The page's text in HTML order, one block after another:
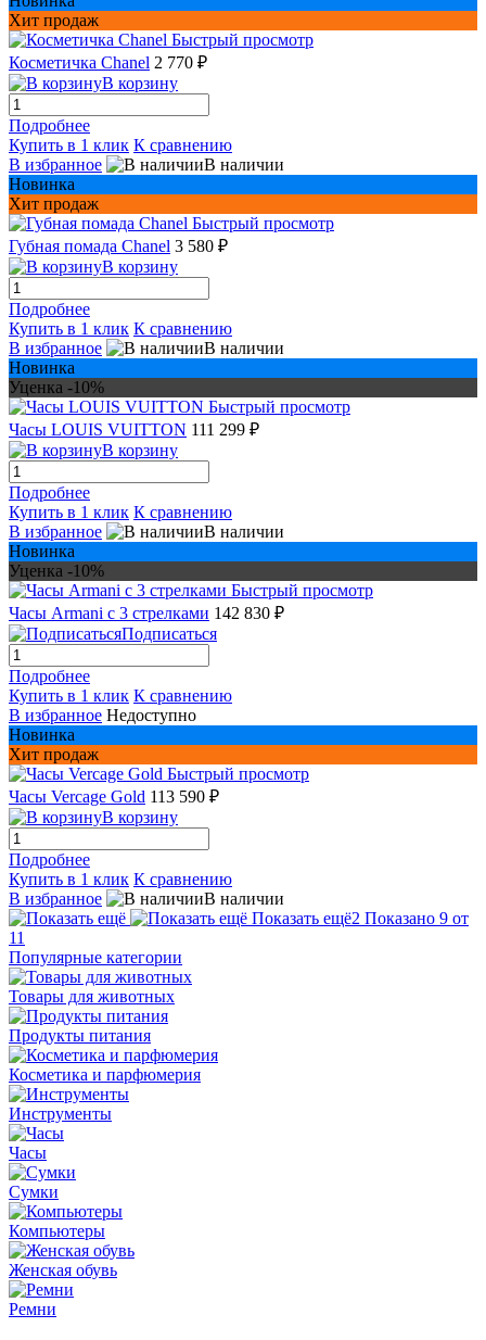
Хит продаж
Быстрый просмотр
Косметичка Chanel 2 770 ₽
В корзину
Подробнее
Купить в 1 клик К сравнению
В избранное
В наличии
Новинка
Хит продаж
Быстрый просмотр
Губная помада Chanel 3 580 ₽
В корзину
Подробнее
Купить в 1 клик К сравнению
В избранное
В наличии
Новинка
Уценка -10%
Быстрый просмотр
Часы LOUIS VUITTON 111 299 ₽
В корзину
Подробнее
Купить в 1 клик К сравнению
В избранное
В наличии
Новинка
Уценка -10%
Быстрый просмотр
Часы Armani с 3 стрелками 142 830 ₽
Подписаться
Подробнее
Купить в 1 клик К сравнению
В избранное Недоступно
Новинка
Хит продаж
Быстрый просмотр
Часы Vercage Gold 113 590 ₽
В корзину
Подробнее
Купить в 1 клик К сравнению
В избранное
В наличии
Показать ещё2 Показано 9 от
11
Популярные категории
Товары для животных
Продукты питания
Косметика и парфюмерия
Инструменты
Часы
Сумки
Компьютеры
Женская обувь
Ремни